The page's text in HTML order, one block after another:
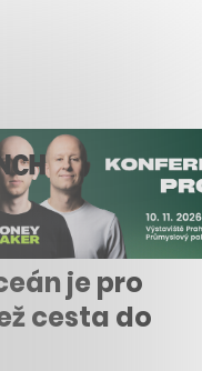
toho víme
je pro
cesta do